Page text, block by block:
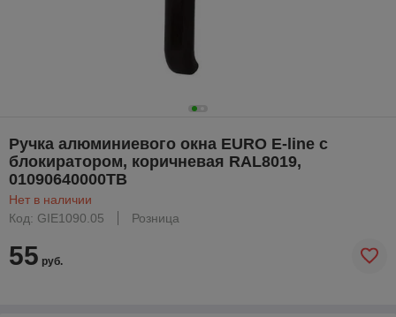
Ручка алюминиевого окна EURO E-line с
блокиратором, коричневая RAL8019,
01090640000TB
Нет в наличии
Код: GIE1090.05
Розница
55 руб.